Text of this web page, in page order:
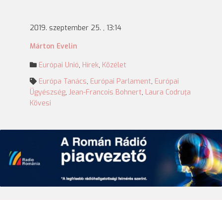
2019. szeptember 25. , 13:14
Márton Evelin
Európai Unió, Hírek, Közélet
Európa Tanács, Európai Parlament, Európai
Ügyészség, Jean-Francois Bohnert, Laura Codruţa
Kövesi